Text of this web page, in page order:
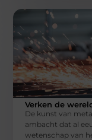
Verken de
De kunst van
ambacht dat al
wetenschap van